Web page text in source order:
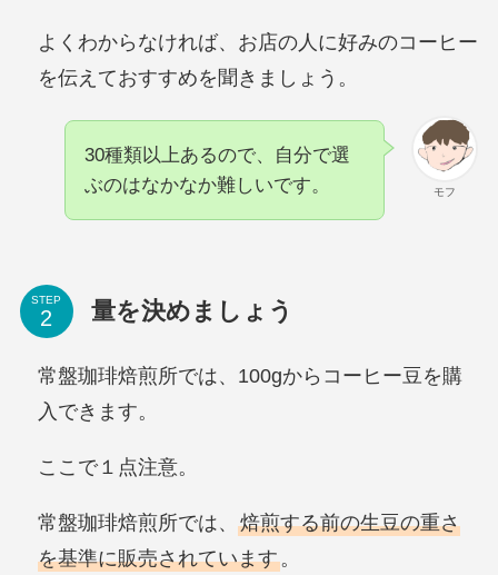
よくわからなければ、お店の人に好みのコーヒー
を伝えておすすめを聞きましょう。
モフ
30種類以上あるので、自分で選
ぶのはなかなか難しいです。
STEP 量を決めましょう
常盤珈琲焙煎所では、100gからコーヒー豆を購
入できます。
ここで１点注意。
常盤珈琲焙煎所では、 焙煎する前の生豆の重さ
を基準に販売されています。